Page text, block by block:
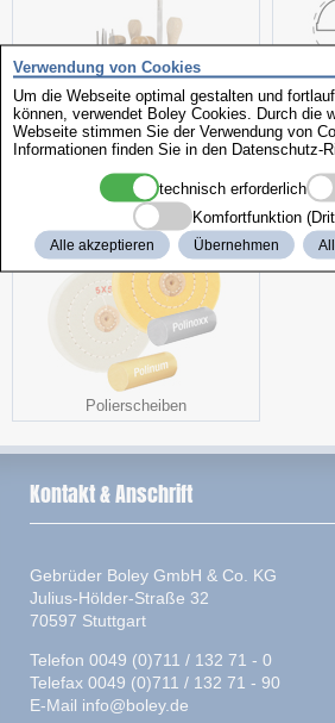
Werkzeugständer Caddy
Polierscheiben
Verwendung von Cookies
Um die Webseite optimal gestalten und
können, verwendet Boley Cookies. Durch die
Webseite stimmen Sie der Verwendung von
Informationen finden Sie in den Datenschutz-
technisch erforderlich
Komfortfunktion
Alle akzeptieren Übernehmen
Kontakt & Anschrift
Gebrüder Boley GmbH & Co. KG
Julius-Hölder-Straße 32
70597 Stuttgart
Telefon 0049 (0)711 / 132 71 - 0
Telefax 0049 (0)711 / 132 71 - 90
E-Mail info@boley.de